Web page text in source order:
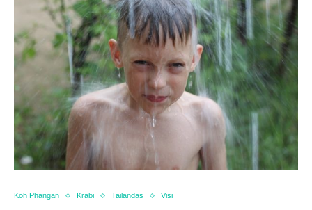
Koh Phangan Krabi Tailandas Visi